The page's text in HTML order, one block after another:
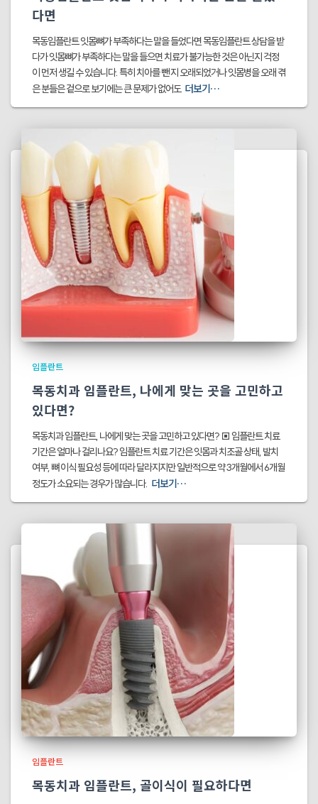
다면
목동임플란트 잇몸뼈가 부족하다는 말을 들었다면 목동임플란트 상담을 받
다가 잇몸뼈가 부족하다는 말을 들으면 치료가 불가능한 것은 아닌지 걱정
이 먼저 생길 수 있습니다. 특히 치아를 뺀 지 오래되었거나 잇몸병을 오래 겪
은 분들은 겉으로 보기에는 큰 문제가 없어도 더보기…
임플란트
목동치과 임플란트, 나에게 맞는 곳을 고민하고
있다면?
목동치과 임플란트, 나에게 맞는 곳을 고민하고 있다면? ▣ 임플란트 치료
기간은 얼마나 걸리나요? 임플란트 치료 기간은 잇몸과 치조골 상태, 발치
여부, 뼈 이식 필요성 등에 따라 달라지지만 일반적으로 약 3개월에서 6개월
정도가 소요되는 경우가 많습니다. 더보기…
임플란트
목동치과 임플란트, 골이식이 필요하다면